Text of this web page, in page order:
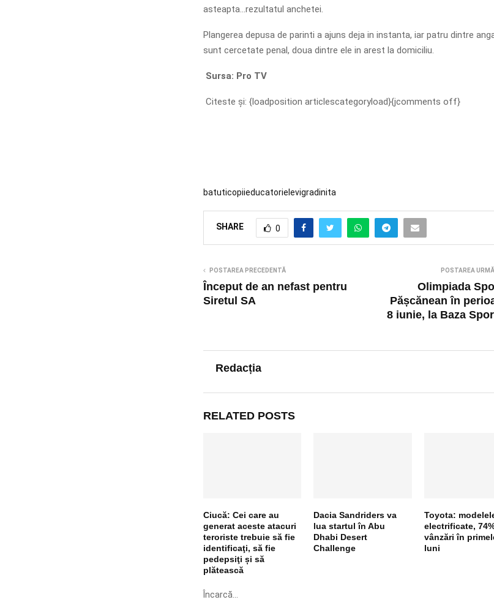
asteapta…rezultatul anchetei.
Plangerea depusa de parinti a ajuns deja in instanta, iar patru dintre
sunt cercetate penal, doua dintre ele in arest la domiciliu.
Sursa: Pro TV
Citeste și: {loadposition articlescategoryload}{jcomments off}
batuticopiieducatorielevigradinita
SHARE 0
POSTAREA PRECEDENTĂ
Început de an nefast pentru
Siretul SA
POSTAREA
Olimpiada
Pășcănean în
8 iunie, la Baza
Redacția
RELATED POSTS
Ciucă: Cei care au
generat aceste atacuri
teroriste trebuie să fie
identificaţi, să fie
pedepsiţi și să
plătească
Dacia Sandriders va
lua startul în Abu
Dhabi Desert
Challenge
Toyota:
electrificate,
vânzări în
luni
Încarcă...